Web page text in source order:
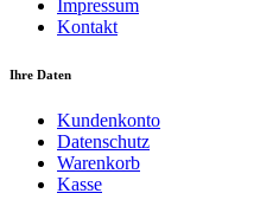
Impressum
Kontakt
Ihre Daten
Kundenkonto
Datenschutz
Warenkorb
Kasse